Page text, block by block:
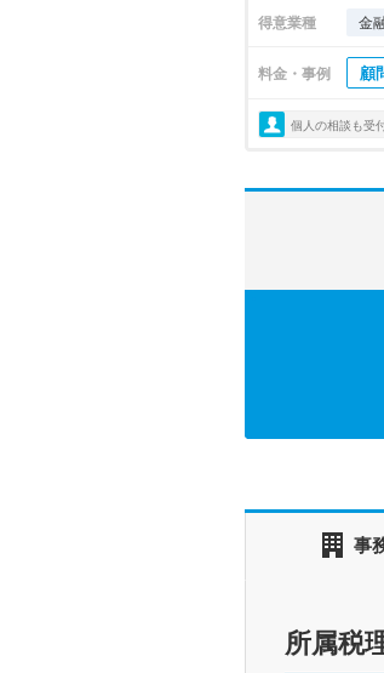
得意業種 金
料金・事例 顧
個人の相談も受
事
所属税